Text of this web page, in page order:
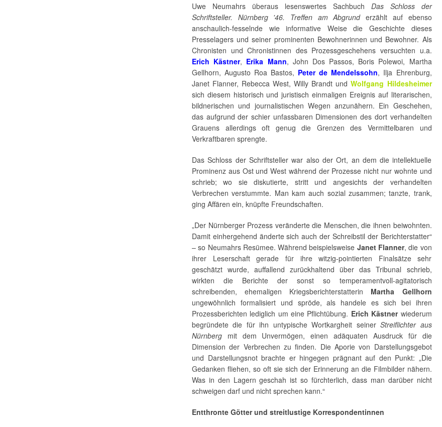
Uwe Neumahrs überaus lesenswertes Sachbuch Das Schloss der
Schriftsteller. Nürnberg '46. Treffen am Abgrunderzählt auf ebenso
anschaulich-fesselnde wie informative Weise die Geschichte dieses
Presselagers und seiner prominenten Bewohnerinnen und Bewohner. Als
Chronisten und Chronistinnen des Prozessgeschehens versuchten u.a.
Erich Kästner, Erika Mann, John Dos Passos, Boris Polewoi, Martha
Gellhorn, Augusto Roa Bastos, Peter de Mendelssohn, Ilja Ehrenburg,
Janet Flanner, Rebecca West, Willy Brandt undWolfgang Hildesheimer
sich diesem historisch und juristisch einmaligen Ereignis auf literarischen,
bildnerischen und journalistischen Wegen anzunähern. Ein Geschehen,
das aufgrund der schier unfassbaren Dimensionen des dort verhandelten
Grauens allerdings oft genug die Grenzen des Vermittelbaren und
Verkraftbaren sprengte.
Das Schloss der Schriftsteller war also der Ort, an dem die intellektuelle
Prominenz aus Ost und West während der Prozesse nicht nur wohnte und
schrieb; wo sie diskutierte, stritt und angesichts der verhandelten
Verbrechen verstummte. Man kam auch sozial zusammen; tanzte, trank,
ging Affären ein, knüpfte Freundschaften.
„Der Nürnberger Prozess veränderte die Menschen, die ihnen beiwohnten.
Damit einhergehend änderte sich auch der Schreibstil der Berichterstatter“
– so Neumahrs Resümee. Während beispielsweise Janet Flanner, die von
ihrer Leserschaft gerade für ihre witzig-pointierten Finalsätze sehr
geschätzt wurde, auffallend zurückhaltend über das Tribunal schrieb,
wirkten die Berichte der sonst so temperamentvoll-agitatorisch
schreibenden, ehemaligen Kriegsberichterstatterin Martha Gellhorn
ungewöhnlich formalisiert und spröde, als handele es sich bei ihren
Prozessberichten lediglich um eine Pflichtübung. Erich Kästnerwiederum
begründete die für ihn untypische Wortkargheit seinerStreiflichter aus
Nürnberg mit dem Unvermögen, einen adäquaten Ausdruck für die
Dimension der Verbrechen zu finden. Die Aporie von Darstellungsgebot
und Darstellungsnot brachte er hingegen prägnant auf den Punkt: „Die
Gedanken fliehen, so oft sie sich der Erinnerung an die Filmbilder nähern.
Was in den Lagern geschah ist so fürchterlich, dass man darüber nicht
schweigen darf und nicht sprechen kann.“
Entthronte Götter und streitlustige Korrespondentinnen